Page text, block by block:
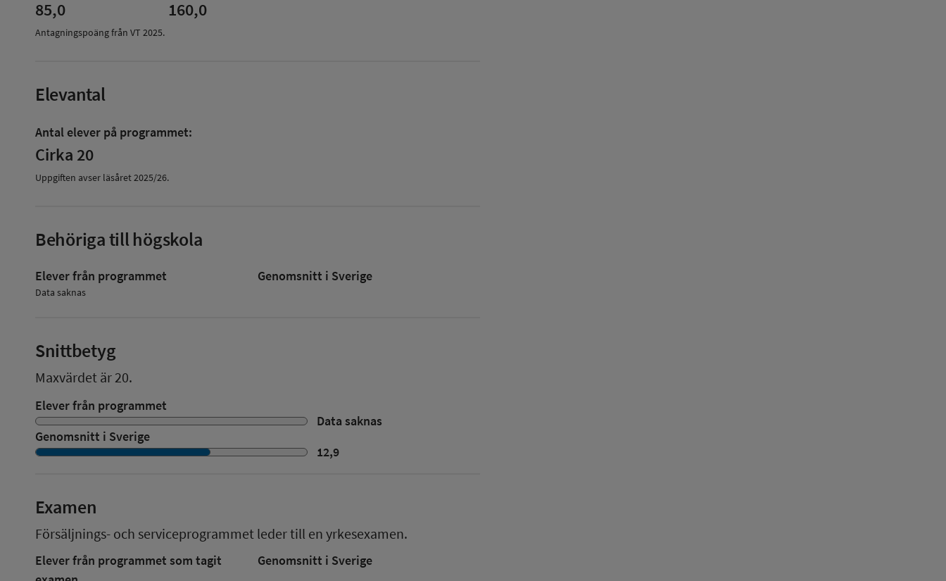
85,0 160,0
Antagningspoäng från VT 2025.
Elevantal
Antal elever på programmet:
Cirka 20
Uppgiften avser läsåret2025/26.
Behöriga till högskola
Elever från programmet
Data saknas
Genomsnitt i Sverige
Snittbetyg
Maxvärdet är 20.
Elever från programmet
Data saknas
Genomsnitt i Sverige
12,9
Examen
Försäljnings- och serviceprogrammet leder till en yrkesexamen.
Elever från programmet som tagit
Genomsnitt i Sverige